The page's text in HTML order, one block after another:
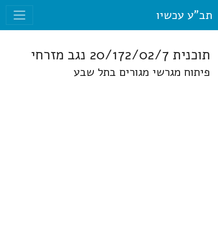
תב"ע עכשיו
תוכנית 20/172/02/7 נגב מזרחי
פיתוח מגרשי מגורים בתל שבע